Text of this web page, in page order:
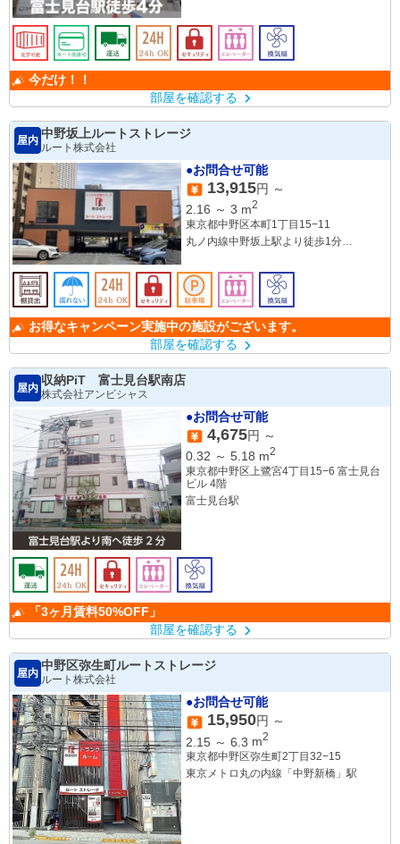
今だけ！！
部屋を確認する
屋内
中野坂上ルートストレージ
ルート株式会社
●お問合せ可能
13,915円 ～
2.16 ～ 3 m2
東京都中野区本町1丁目15−11
丸ノ内線中野坂上駅より徒歩1分
お得なキャンペーン実施中の施設がございます。
部屋を確認する
屋内
収納PiT 富士見台駅南店
株式会社アンビシャス
●お問合せ可能
4,675円 ～
0.32 ～ 5.18 m2
東京都中野区上鷺宮4丁目15−6 富士見台
ビル 4階
富士見台駅
「3ヶ月賃料50%OFF」
部屋を確認する
屋内
中野区弥生町ルートストレージ
ルート株式会社
●お問合せ可能
15,950円 ～
2.15 ～ 6.3 m2
東京都中野区弥生町2丁目32−15
東京メトロ丸の内線「中野新橋」駅